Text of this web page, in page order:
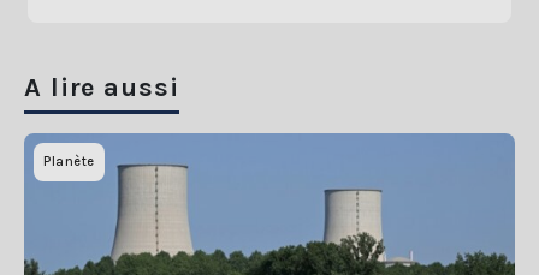
A lire aussi
Planète